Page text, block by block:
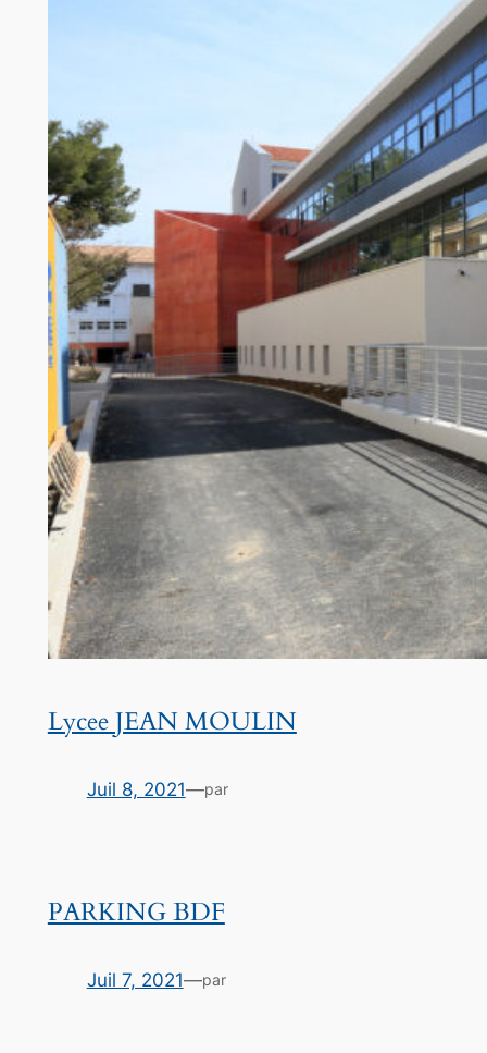
Lycee JEAN MOULIN
Juil 8, 2021—par
PARKING BDF
Juil 7, 2021—par